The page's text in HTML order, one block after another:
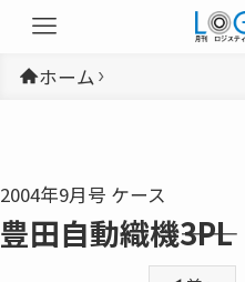
ホーム
2004年9月号 ケース
豊田自動織機――3PL